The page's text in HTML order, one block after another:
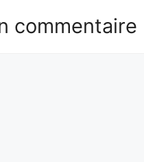
commentaire